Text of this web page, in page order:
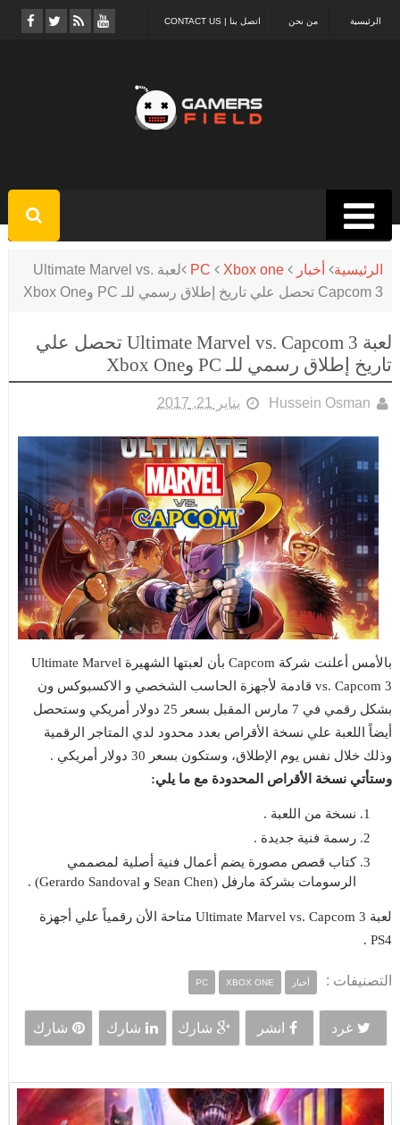
اتصل بنا | CONTACT US من نحن الرئيسية
الرئيسية أخبار PC Xbox one
لعبة Ultimate Marvel vs.
Capcom 3 تحصل علي تاريخ إطلاق رسمي للـ PC وXbox One
لعبة Ultimate Marvel vs. Capcom 3 تحصل علي
تاريخ إطلاق رسمي للـ PC وXbox One
Hussein Osman يناير 21, 2017
بالأمس أعلنت شركة Capcom بأن لعبتها الشهيرة Ultimate Marvel
vs. Capcom 3 قادمة لأجهزة الحاسب الشخصي و الاكسبوكس ون
بشكل رقمي في 7 مارس المقبل بسعر 25 دولار أمريكي وستحصل
أيضاً اللعبة علي نسخة الأقراص بعدد محدود لدي المتاجر الرقمية
وذلك خلال نفس يوم الإطلاق، وستكون بسعر 30 دولار أمريكي .
وستأتي نسخة الأقراص المحدودة مع ما يلي:
نسخة من اللعبة .
رسمة فنية جديدة .
كتاب قصص مصورة يضم أعمال فنية أصلية لمصممي
الرسومات بشركة مارفل (Sean Chen و Gerardo Sandoval) .
لعبة Ultimate Marvel vs. Capcom 3 متاحة الأن رقمياً علي أجهزة
PS4 .
التصنيفات : أخبار PC XBOX ONE
غرد انشر شارك شارك شارك